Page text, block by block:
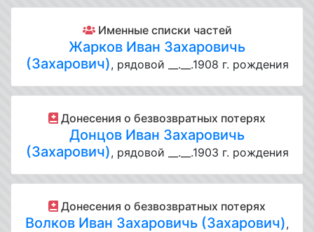
Именные списки частей
Жарков Иван Захаровичь
(Захарович), рядовой __.__.1908 г. рождения
Донесения о безвозвратных потерях
Донцов Иван Захаровичь
(Захарович), рядовой __.__.1903 г. рождения
Донесения о безвозвратных потерях
Волков Иван Захаровичь (Захарович),